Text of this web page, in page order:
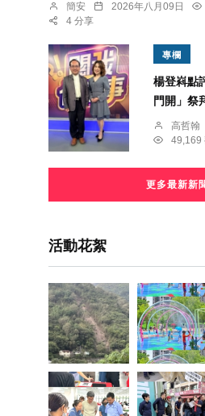
簡安 2026年八月09日
4 分享
專欄
楊登嵙點
門開」祭
高哲翰
49,169
更多最新新
活動花絮